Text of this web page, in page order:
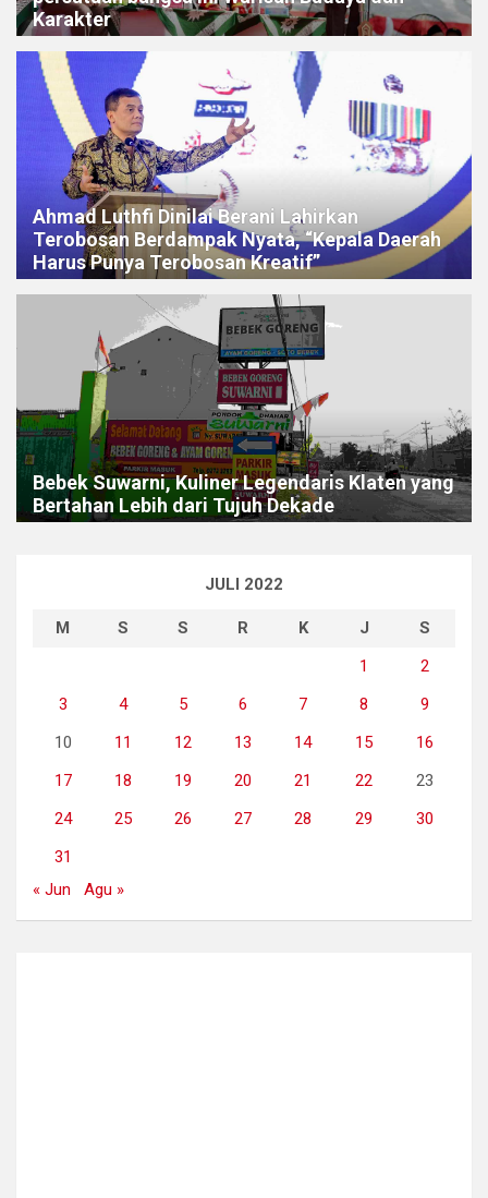
Karakter
Ahmad Luthfi Dinilai Berani Lahirkan
Terobosan Berdampak Nyata, “Kepala Daerah
Harus Punya Terobosan Kreatif”
Bebek Suwarni, Kuliner Legendaris Klaten yang
Bertahan Lebih dari Tujuh Dekade
JULI 2022
M S S R K J
S
1
2
3
4 5 6 7 8
9
10
11 12 13 14 15
16
17
18 19 20 21 22
23
24
25 26 27 28 29
30
31
« Jun
Agu »